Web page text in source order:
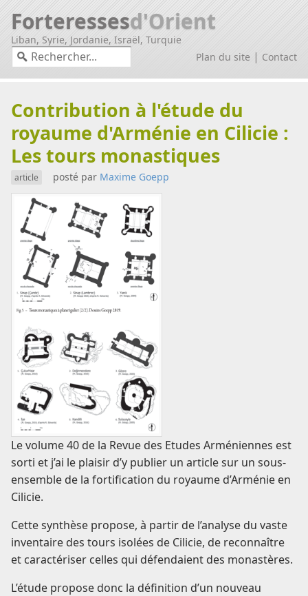
Forteressesd'Orient
Liban, Syrie, Jordanie, Israël, Turquie
Plan du site | Contact
Contribution à l'étude du
royaume d'Arménie en Cilicie :
Les tours monastiques
article posté par Maxime Goepp
Le volume 40 de la Revue des Etudes Arméniennes est
sorti et j’ai le plaisir d’y publier un article sur un sous-
ensemble de la fortification du royaume d’Arménie en
Cilicie.
Cette synthèse propose, à partir de l’analyse du vaste
inventaire des tours isolées de Cilicie, de reconnaître
et caractériser celles qui défendaient des monastères.
L’étude propose donc la définition d’un nouveau